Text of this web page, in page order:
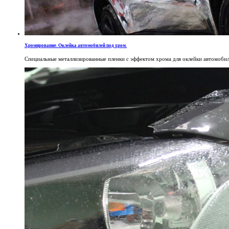
Хромирование. Оклейка автомобилей под хром.
Специальные металлизированные пленки с эффектом хрома для оклейки